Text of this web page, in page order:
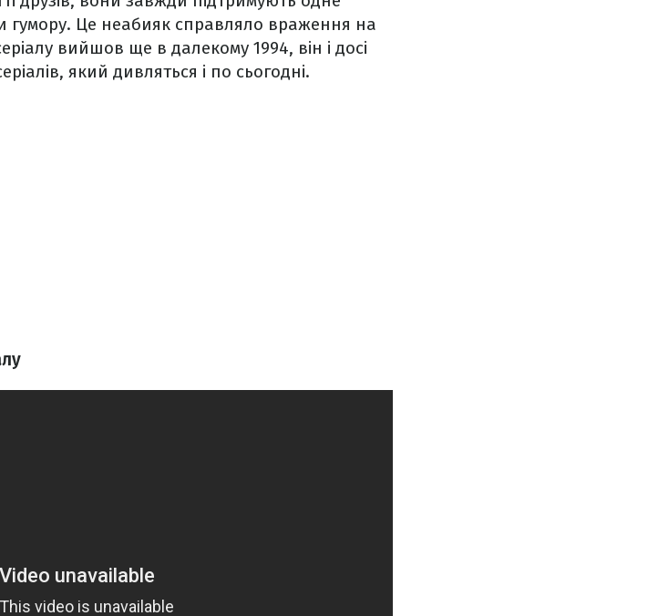
гумору. Це неабияк справляло враження на
вийшов ще в далекому 1994, він і досі
який дивляться і по сьогодні.